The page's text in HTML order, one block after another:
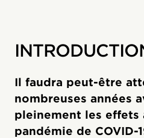
Il faudra peut-être
nombreuses années
pleinement les effets
pandémie de COVID-